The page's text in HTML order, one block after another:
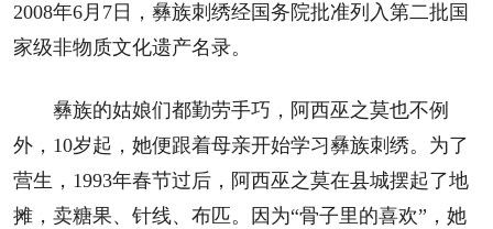
2008年6月7日，彝族刺绣经国务院批准列入第二批国
家级非物质文化遗产名录。
彝族的姑娘们都勤劳手巧，阿西巫之莫也不例
外，10岁起，她便跟着母亲开始学习彝族刺绣。为了
营生，1993年春节过后，阿西巫之莫在县城摆起了地
摊，卖糖果、针线、布匹。因为“骨子里的喜欢”，她